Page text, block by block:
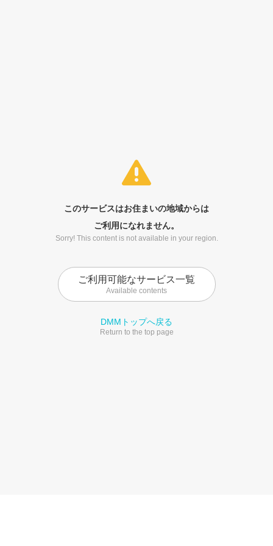
このサービスはお住まいの地域からは
ご利用になれません。
Sorry! This content is not available in your region.
ご利用可能なサービス一覧
Available contents
DMMトップへ戻る
Return to the top page